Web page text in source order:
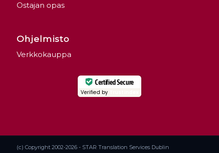
Ostajan opas
Ohjelmisto
Verkkokauppa
Certified Secure
Verified by
(c) Copyright 2002-2026 - STAR Translation Services Dublin